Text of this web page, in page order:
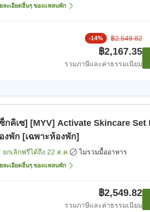
ละเอียดอื่นๆ ของแพลนพัก
-14% ฿2,549.82
฿2,167.35
รวมภาษีและค่าธรรมเนียม
ซ็กคิเซ] [MYV] Activate Skincare Set
งพัก [เฉพาะห้องพัก]
ยกเลิกฟรีได้ถึง 22 ส.ค. ไม่รวมมื้ออาหาร
ละเอียดอื่นๆ ของแพลนพัก
฿2,549.82
รวมภาษีและค่าธรรมเนียม